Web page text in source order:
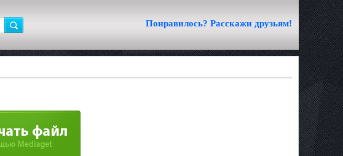
Понравилось? Расскажи друзьям!